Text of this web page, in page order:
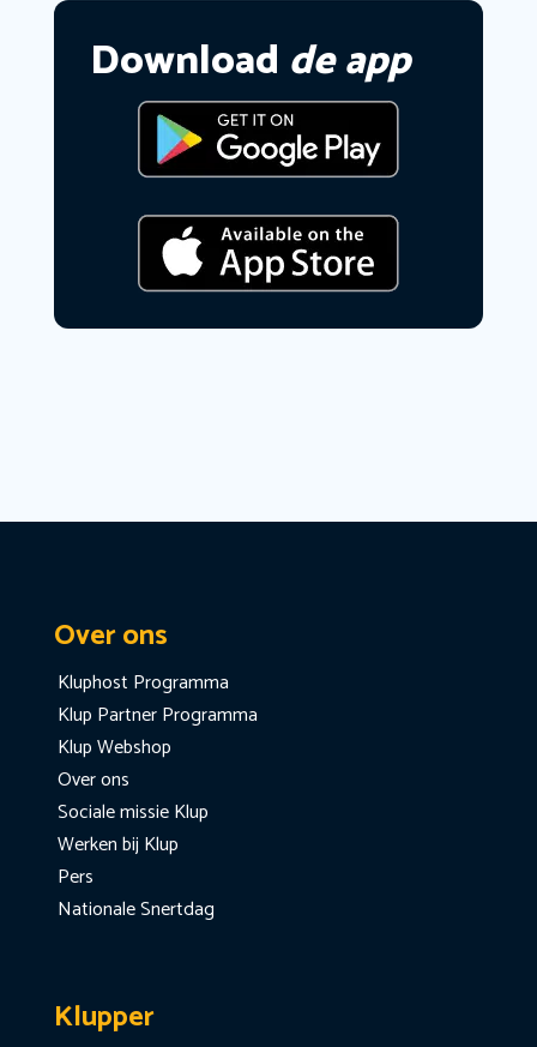
Download de app
Over ons
Kluphost Programma
Klup Partner Programma
Klup Webshop
Over ons
Sociale missie Klup
Werken bij Klup
Pers
Nationale Snertdag
Klupper